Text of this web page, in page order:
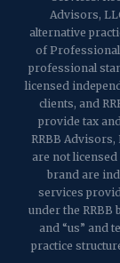
Advisors,
alternative
of Professional
professional
licensed
clients, and
provide tax
RRBB
are not
brand are
services
under the RRBB
and “us” and
practice